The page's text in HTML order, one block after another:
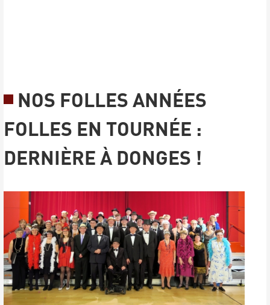
NOS FOLLES ANNÉES
FOLLES EN TOURNÉE :
DERNIÈRE À DONGES !